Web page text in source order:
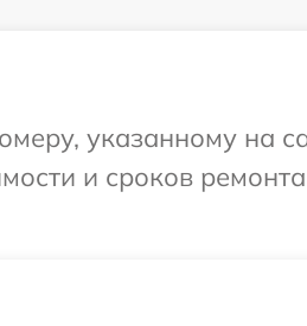
указанному на
и сроков